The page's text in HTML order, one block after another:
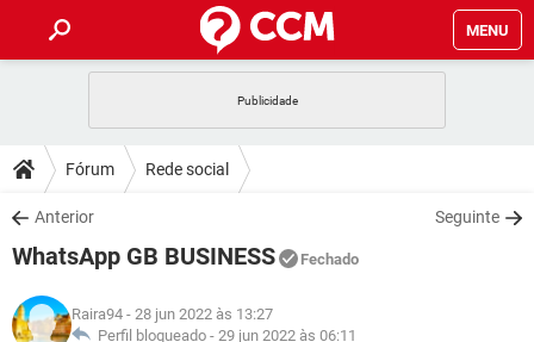
MENU
CELULAR
OUTLOOK
INSTAGRAM GMAIL
GUIA DE COMPRAS
DICAS
JOGOS
INSTAGRAM
DOWNLOADS
JOGOS WHATSAPP
CELULAR
OUTLOOK EXCEL
JOGOS
GLOSSÁRIO
Fórum Rede social
Anterior Seguinte
WhatsApp GB BUSINESS Fechado
Raira94 - 28 jun 2022 às 13:27
Perfil bloqueado - 29 jun 2022 às 06:11